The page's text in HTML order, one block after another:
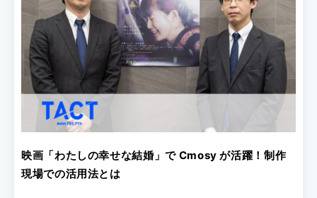
映画「わたしの幸せな結婚」で Cmosy が活躍！制作
現場での活用法とは